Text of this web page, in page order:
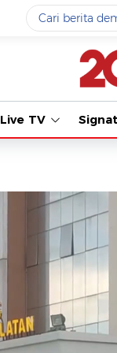
Yang sedang
gempa hari
#3prabowo
#5demo
Promoted
Terakhir yang
Loading...
Live TV